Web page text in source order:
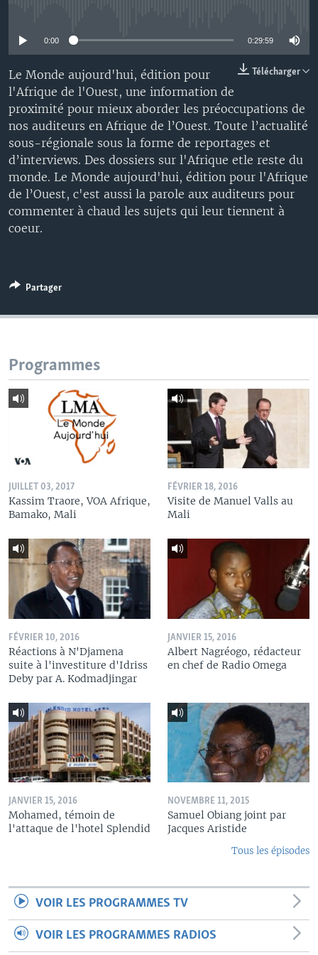
0:00 0:29:59
Télécharger
Le Monde aujourd'hui, édition pour
l'Afrique de l'Ouest, une information de
proximité pour mieux aborder les préoccupations de
nos auditeurs en Afrique de l’Ouest. Toute l’actualité
sous-régionale sous la forme de reportages et
d’interviews. Des dossiers sur l'Afrique etle reste du
monde. Le Monde aujourd'hui, édition pour l'Afrique
de l’Ouest, c'est aussi la parole aux auditeurs pour
commenter à chaud les sujets qui leur tiennent à
coeur.
Partager
Programmes
JUILLET 03, 2017
Kassim Traore, VOA Afrique,
Bamako, Mali
FÉVRIER 18, 2016
Visite de Manuel Valls au
Mali
FÉVRIER 10, 2016
Réactions à N'Djamena
suite à l'investiture d'Idriss
Deby par A. Kodmadjingar
JANVIER 15, 2016
Albert Nagréogo, rédacteur
en chef de Radio Omega
JANVIER 15, 2016
Mohamed, témoin de
l'attaque de l'hotel Splendid
NOVEMBRE 11, 2015
Samuel Obiang joint par
Jacques Aristide
Tous les épisodes
VOIR LES PROGRAMMES TV
VOIR LES PROGRAMMES RADIOS